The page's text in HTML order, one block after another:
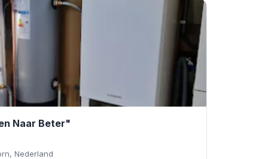
Naar Beter"
Nederland